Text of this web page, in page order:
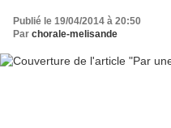
Publié le 19/04/2014 à 20:50
Par chorale-melisande